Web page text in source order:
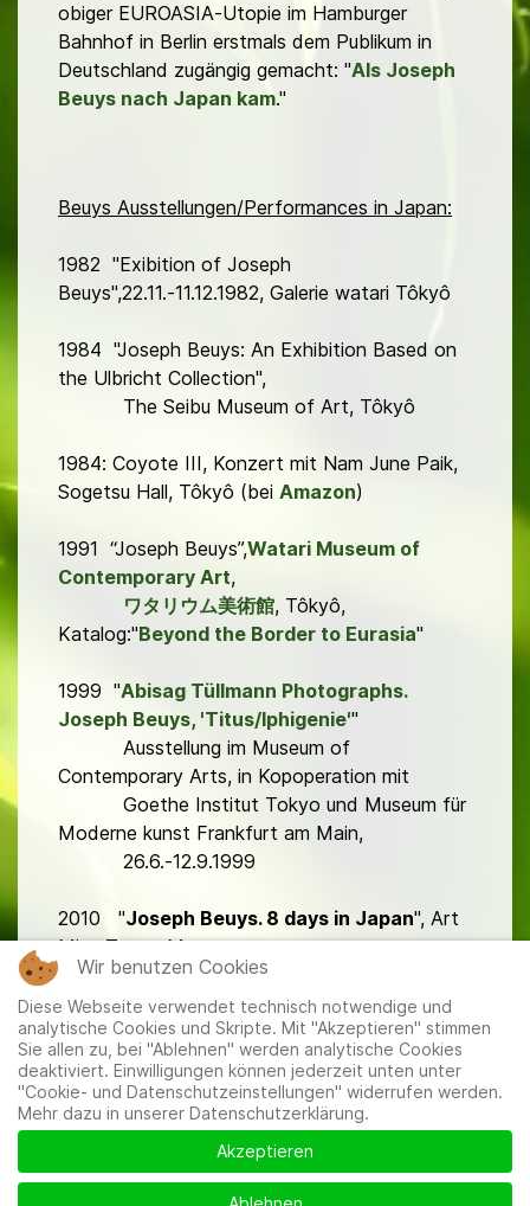
obiger EUROASIA-Utopie im Hamburger
Bahnhof in Berlin erstmals dem Publikum in
Deutschland zugängig gemacht: "Als Joseph
Beuys nach Japan kam."
Beuys Ausstellungen/Performances in Japan:
1982 "Exibition of Joseph
Beuys",22.11.-11.12.1982, Galerie watari Tôkyô
1984 "Joseph Beuys: An Exhibition Based on
the Ulbricht Collection",
The Seibu Museum of Art, Tôkyô
1984: Coyote III, Konzert mit Nam June Paik,
Sogetsu Hall, Tôkyô (bei Amazon)
1991 “Joseph Beuys”,Watari Museum of
Contemporary Art,
ワタリウム美術館, Tôkyô,
Katalog:"Beyond the Border to Eurasia"
1999 "Abisag Tüllmann Photographs.
Joseph Beuys, 'Titus/Iphigenie'"
Ausstellung im Museum of
Contemporary Arts, in Kopoperation mit
Goethe Institut Tokyo und Museum für
Moderne kunst Frankfurt am Main,
26.6.-12.9.1999
2010 "Joseph Beuys. 8 days in Japan", Art
Mito Tower Museum,
Ibaraki Präfektur
Mitglieder|Impressum|Datenschutzerklärung|Cookie-
und Datenschutzeinstellungen
Wir benutzen Cookies
Diese Webseite verwendet technisch notwendige und
analytische Cookies und Skripte. Mit "Akzeptieren" stimmen
Sie allen zu, bei "Ablehnen" werden analytische Cookies
deaktiviert. Einwilligungen können jederzeit unten unter
"Cookie- und Datenschutzeinstellungen" widerrufen werden.
Mehr dazu in unserer Datenschutzerklärung.
Akzeptieren